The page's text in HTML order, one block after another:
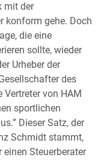
mit der
konform gehe. Doch
die eine
sollte, wieder
Urheber der
des
Vertreter von HAM
sportlichen
Dieser Satz, der
Schmidt stammt,
Steuerberater